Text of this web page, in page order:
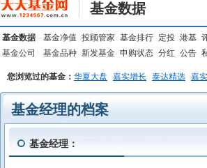
基金数据
基金数据 基金净值 投顾管家 基金排行 定投 港基
基金公司
基金品种 新发基金 申购状态 分红 公告
您浏览过的基金： 华夏大盘 嘉实增长 泰达精选 嘉
基金经理的档案
基金经理：